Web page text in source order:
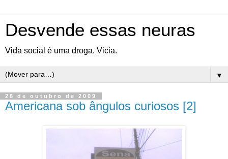
Desvende essas neuras
Vida social é uma droga. Vicia.
▼
26 de outubro de 2009
Americana sob ângulos curiosos [2]